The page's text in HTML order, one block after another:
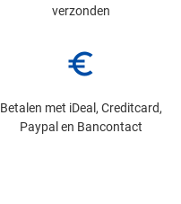
verzonden
euro_symbol
Betalen met iDeal, Creditcard,
Paypal en Bancontact